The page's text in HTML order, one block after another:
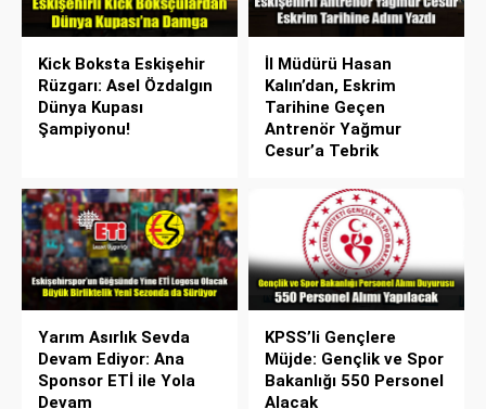
Kick Boksta Eskişehir
Rüzgarı: Asel Özdalgın
Dünya Kupası
Şampiyonu!
İl Müdürü Hasan
Kalın’dan, Eskrim
Tarihine Geçen
Antrenör Yağmur
Cesur’a Tebrik
Yarım Asırlık Sevda
Devam Ediyor: Ana
Sponsor ETİ ile Yola
Devam
KPSS’li Gençlere
Müjde: Gençlik ve Spor
Bakanlığı 550 Personel
Alacak